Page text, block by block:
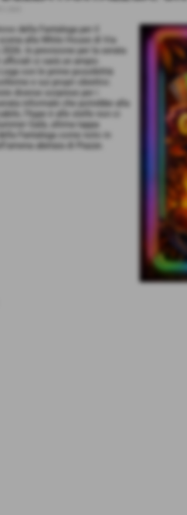
della Fantalega per il
alla White House di Via
In previsione per la serata
ci sarà un ampio
con le prime possibilità
e sui propri obiettivi.
diverse sorprese per i
informale che potrebbe alla
l'hype è alle stelle non ci
Galà, ultima tappa
Fantalega come noto in
abetaia di Piazze.